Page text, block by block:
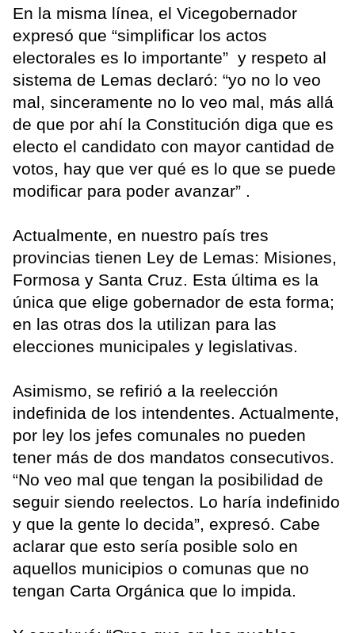
En la misma línea, el Vicegobernador
expresó que “simplificar los actos
electorales es lo importante” y respeto al
sistema de Lemas declaró: “yo no lo veo
mal, sinceramente no lo veo mal, más allá
de que por ahí la Constitución diga que es
electo el candidato con mayor cantidad de
votos, hay que ver qué es lo que se puede
modificar para poder avanzar” .
Actualmente, en nuestro país tres
provincias tienen Ley de Lemas: Misiones,
Formosa y Santa Cruz. Esta última es la
única que elige gobernador de esta forma;
en las otras dos la utilizan para las
elecciones municipales y legislativas.
Asimismo, se refirió a la reelección
indefinida de los intendentes. Actualmente,
por ley los jefes comunales no pueden
tener más de dos mandatos consecutivos.
“No veo mal que tengan la posibilidad de
seguir siendo reelectos. Lo haría indefinido
y que la gente lo decida”, expresó. Cabe
aclarar que esto sería posible solo en
aquellos municipios o comunas que no
tengan Carta Orgánica que lo impida.